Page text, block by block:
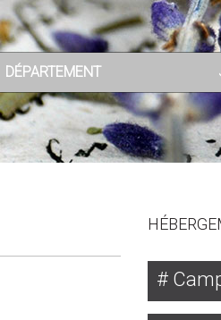
DÉPARTEMENT